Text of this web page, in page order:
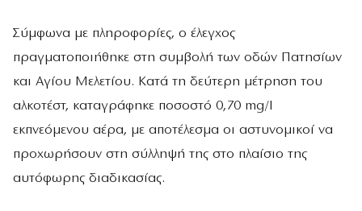
Σύμφωνα με πληροφορίες, ο έλεγχος
πραγματοποιήθηκε στη συμβολή των οδών Πατησίων
και Αγίου Μελετίου. Κατά τη δεύτερη μέτρηση του
αλκοτέστ, καταγράφηκε ποσοστό 0,70 mg/l
εκπνεόμενου αέρα, με αποτέλεσμα οι αστυνομικοί να
προχωρήσουν στη σύλληψή της στο πλαίσιο της
αυτόφωρης διαδικασίας.